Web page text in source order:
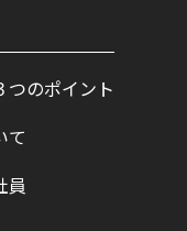
つのポイント
て
員